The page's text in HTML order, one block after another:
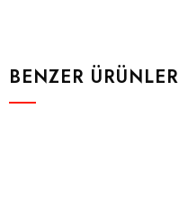
BENZER ÜRÜNLER